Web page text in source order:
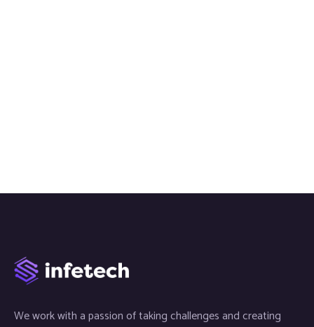
We work with a passion of taking challenges and creating